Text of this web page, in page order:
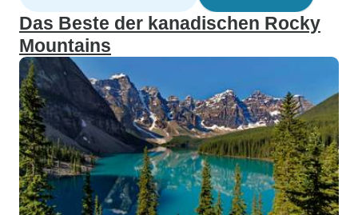
Das Beste der kanadischen Rocky
Mountains